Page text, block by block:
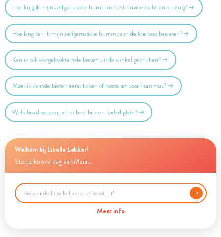
Hoe krijg ik mijn zelfgemaakte hummus echt fluweelzacht en smeuïg?
Hoe lang kan ik mijn zelfgemaakte hummus in de koelkast bewaren?
Kan ik ook voorgekookte rode bieten uit de winkel gebruiken?
Moet ik de rode bieten eerst koken of roosteren voor hummus?
Welk brood serveer je het best bij een loaded plate?
Welkom bij Libelle Lekker!
Stel je kookvraag aan Maia...
Meer info